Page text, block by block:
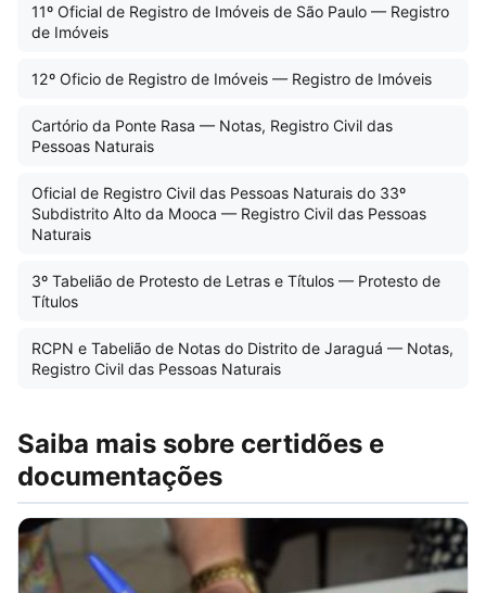
11º Oficial de Registro de Imóveis de São Paulo — Registro
de Imóveis
12º Oficio de Registro de Imóveis — Registro de Imóveis
Cartório da Ponte Rasa — Notas, Registro Civil das
Pessoas Naturais
Oficial de Registro Civil das Pessoas Naturais do 33º
Subdistrito Alto da Mooca — Registro Civil das Pessoas
Naturais
3º Tabelião de Protesto de Letras e Títulos — Protesto de
Títulos
RCPN e Tabelião de Notas do Distrito de Jaraguá — Notas,
Registro Civil das Pessoas Naturais
Saiba mais sobre certidões e
documentações